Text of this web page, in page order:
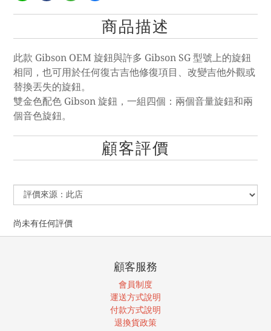
商品描述
此款 Gibson OEM 旋鈕與許多 Gibson SG 型號上的旋鈕
相同，也可用於任何復古吉他修復項目、改變吉他外觀或
替換丟失的旋鈕。
雙金色配色 Gibson 旋鈕，一組四個：兩個音量旋鈕和兩
個音色旋鈕。
顧客評價
尚未有任何評價
顧客服務
會員制度
運送方式說明
付款方式說明
退換貨政策